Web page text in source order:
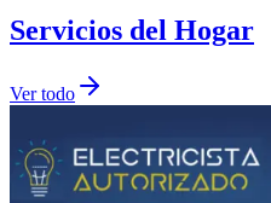
Servicios del Hogar
Ver todo